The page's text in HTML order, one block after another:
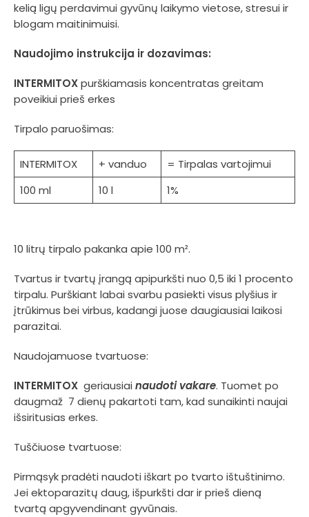
kelią ligų perdavimui gyvūnų laikymo vietose, stresui ir
blogam maitinimuisi.
Naudojimo instrukcija ir dozavimas:
INTERMITOXpurškiamasis koncentratas greitam
poveikiui prieš erkes
Tirpalo paruošimas:
INTERMITOX + vanduo
= Tirpalas vartojimui
100 ml
10 l 1%
10 litrų tirpalo pakanka apie 100 m².
Tvartus ir tvartų įrangą apipurkšti nuo 0,5 iki 1 procento
tirpalu. Purškiant labai svarbu pasiekti visus plyšius ir
įtrūkimus bei virbus, kadangi juose daugiausiai laikosi
parazitai.
Naudojamuose tvartuose:
INTERMITOX geriausiai naudoti vakare. Tuomet po
daugmaž 7 dienų pakartoti tam, kad sunaikinti naujai
išsiritusias erkes.
Tuščiuose tvartuose:
Pirmąsyk pradėti naudoti iškart po tvarto ištuštinimo.
Jei ektoparazitų daug, išpurkšti dar ir prieš dieną
tvartą apgyvendinant gyvūnais.